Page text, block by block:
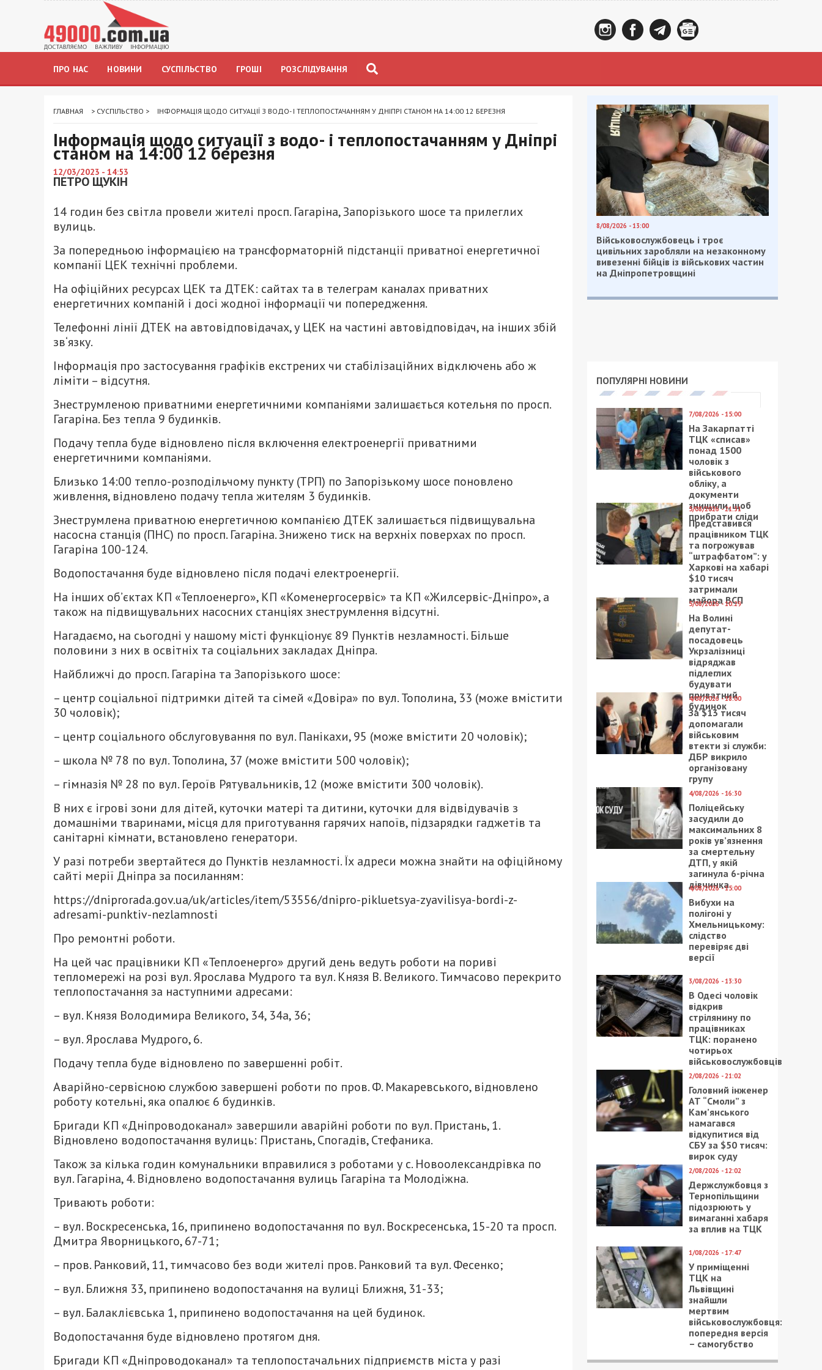
ПРО НАС НОВИНИ СУСПІЛЬСТВО ГРОШІ РОЗСЛІДУВАННЯ
ГЛАВНАЯ > СУСПІЛЬСТВО > ІНФОРМАЦІЯ ЩОДО СИТУАЦІЇ З ВОДО- І ТЕПЛОПОСТАЧАННЯМ У ДНІПРІ СТАНОМ НА 14:00 12 БЕРЕЗНЯ
Інформація щодо ситуації з водо- і теплопостачанням у Дніпрі
станом на 14:00 12 березня
12/03/2023 - 14:53
ПЕТРО ЩУКІН
14 годин без світла провели жителі просп. Гагаріна, Запорізького шосе та прилеглих
вулиць.
За попередньою інформацією на трансформаторній підстанції приватної енергетичної
компанії ЦЕК технічні проблеми.
На офіційних ресурсах ЦЕК та ДТЕК: сайтах та в телеграм каналах приватних
енергетичних компаній і досі жодної інформації чи попередження.
Телефонні лінії ДТЕК на автовідповідачах, у ЦЕК на частині автовідповідач, на інших збій
зв‘язку.
Інформація про застосування графіків екстрених чи стабілізаційних відключень або ж
ліміти – відсутня.
Знеструмленою приватними енергетичними компаніями залишається котельня по просп.
Гагаріна. Без тепла 9 будинків.
Подачу тепла буде відновлено після включення електроенергії приватними
енергетичними компаніями.
Близько 14:00 тепло-розподільчому пункту (ТРП) по Запорізькому шосе поновлено
живлення, відновлено подачу тепла жителям 3 будинків.
Знеструмлена приватною енергетичною компанією ДТЕК залишається підвищувальна
насосна станція (ПНС) по просп. Гагаріна. Знижено тиск на верхніх поверхах по просп.
Гагаріна 100-124.
Водопостачання буде відновлено після подачі електроенергії.
На інших об’єктах КП «Теплоенерго», КП «Коменергосервіс» та КП «Жилсервіс-Дніпро», а
також на підвищувальних насосних станціях знеструмлення відсутні.
Нагадаємо, на сьогодні у нашому місті функціонує 89 Пунктів незламності. Більше
половини з них в освітніх та соціальних закладах Дніпра.
Найближчі до просп. Гагаріна та Запорізького шосе:
– центр соціальної підтримки дітей та сімей «Довіра» по вул. Тополина, 33 (може вмістити
30 чоловік);
– центр соціального обслуговування по вул. Панікахи, 95 (може вмістити 20 чоловік);
– школа № 78 по вул. Тополина, 37 (може вмістити 500 чоловік);
– гімназія № 28 по вул. Героїв Рятувальників, 12 (може вмістити 300 чоловік).
В них є ігрові зони для дітей, куточки матері та дитини, куточки для відвідувачів з
домашніми тваринами, місця для приготування гарячих напоїв, підзарядки гаджетів та
санітарні кімнати, встановлено генератори.
У разі потреби звертайтеся до Пунктів незламності. Їх адреси можна знайти на офіційному
сайті мерії Дніпра за посиланням:
https://dniprorada.gov.ua/uk/articles/item/53556/dnipro-pikluetsya-zyavilisya-bordi-z-
adresami-punktiv-nezlamnosti
Про ремонтні роботи.
На цей час працівники КП «Теплоенерго» другий день ведуть роботи на пориві
тепломережі на розі вул. Ярослава Мудрого та вул. Князя В. Великого. Тимчасово перекрито
теплопостачання за наступними адресами:
– вул. Князя Володимира Великого, 34, 34а, 36;
– вул. Ярослава Мудрого, 6.
Подачу тепла буде відновлено по завершенні робіт.
Аварійно-сервісною службою завершені роботи по пров. Ф. Макаревського, відновлено
роботу котельні, яка опалює 6 будинків.
Бригади КП «Дніпроводоканал» завершили аварійні роботи по вул. Пристань, 1.
Відновлено водопостачання вулиць: Пристань, Спогадів, Стефаника.
Також за кілька годин комунальники вправилися з роботами у с. Новоолександрівка по
вул. Гагаріна, 4. Відновлено водопостачання вулиць Гагаріна та Молодіжна.
Тривають роботи:
– вул. Воскресенська, 16, припинено водопостачання по вул. Воскресенська, 15-20 та просп.
Дмитра Яворницького, 67-71;
– пров. Ранковий, 11, тимчасово без води жителі пров. Ранковий та вул. Фесенко;
– вул. Ближня 33, припинено водопостачання на вулиці Ближня, 31-33;
– вул. Балаклієвська 1, припинено водопостачання на цей будинок.
Водопостачання буде відновлено протягом дня.
Бригади КП «Дніпроводоканал» та теплопостачальних підприємств міста у разі
8/08/2026 - 13:00
Військовослужбовець і троє
цивільних заробляли на незаконному
вивезенні бійців із військових частин
на Дніпропетровщині
ПОПУЛЯРНІ НОВИНИ
7/08/2026 - 15:00
На Закарпатті
ТЦК «списав»
понад 1500
чоловік з
військового
обліку, а
документи
знищили, щоб
прибрати сліди
5/08/2026 - 21:31
Представився
працівником ТЦК
та погрожував
“штрафбатом”: у
Харкові на хабарі
$10 тисяч
затримали
майора ВСП
5/08/2026 - 10:29
На Волині
депутат-
посадовець
Укрзалізниці
відряджав
підлеглих
будувати
приватний
будинок
4/08/2026 - 18:00
За $13 тисяч
допомагали
військовим
втекти зі служби:
ДБР викрило
організовану
групу
4/08/2026 - 16:30
Поліцейську
засудили до
максимальних 8
років ув’язнення
за смертельну
ДТП, у якій
загинула 6-річна
дівчинка
4/08/2026 - 15:00
Вибухи на
полігоні у
Хмельницькому:
слідство
перевіряє дві
версії
3/08/2026 - 13:30
В Одесі чоловік
відкрив
стрілянину по
працівниках
ТЦК: поранено
чотирьох
військовослужбовців
2/08/2026 - 21:02
Головний інженер
АТ “Смоли” з
Кам’янського
намагався
відкупитися від
СБУ за $50 тисяч:
вирок суду
2/08/2026 - 12:02
Держслужбовця з
Тернопільщини
підозрюють у
вимаганні хабаря
за вплив на ТЦК
1/08/2026 - 17:47
У приміщенні
ТЦК на
Львівщині
знайшли
мертвим
військовослужбовця:
попередня версія
– самогубство